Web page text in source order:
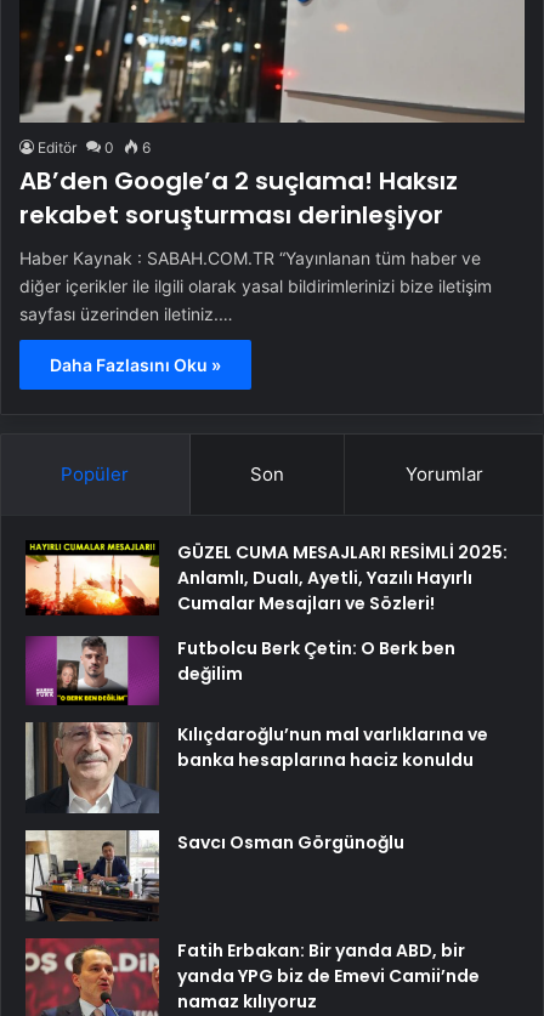
Editör 0 6
AB’den Google’a 2 suçlama! Haksız
rekabet soruşturması derinleşiyor
Haber Kaynak : SABAH.COM.TR “Yayınlanan tüm haber ve
diğer içerikler ile ilgili olarak yasal bildirimlerinizi bize iletişim
sayfası üzerinden iletiniz.…
Daha Fazlasını Oku »
Popüler Son Yorumlar
GÜZEL CUMA MESAJLARI RESİMLİ 2025:
Anlamlı, Dualı, Ayetli, Yazılı Hayırlı
Cumalar Mesajları ve Sözleri!
Futbolcu Berk Çetin: O Berk ben
değilim
Kılıçdaroğlu’nun mal varlıklarına ve
banka hesaplarına haciz konuldu
Savcı Osman Görgünoğlu
Fatih Erbakan: Bir yanda ABD, bir
yanda YPG biz de Emevi Camii’nde
namaz kılıyoruz